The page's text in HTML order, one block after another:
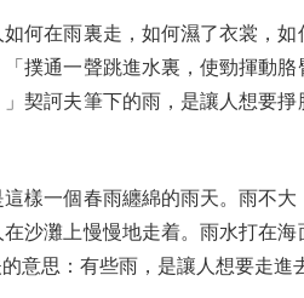
在雨裏走，如何濕了衣裳，如
撲通一聲跳進水裏，使勁揮動
契訶夫筆下的雨，是讓人想要掙
一個春雨纏綿的雨天。雨不大
沙灘上慢慢地走着。雨水打在
意思：有些雨，是讓人想要走進